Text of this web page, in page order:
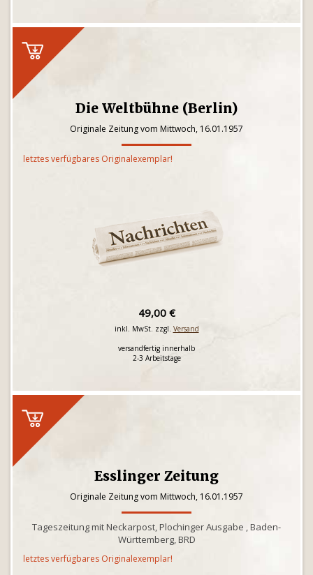
Die Weltbühne (Berlin)
Originale Zeitung vom Mittwoch, 16.01.1957
letztes verfügbares Originalexemplar!
49,00 €
inkl. MwSt. zzgl. Versand
versandfertig innerhalb
2-3 Arbeitstage
Esslinger Zeitung
Originale Zeitung vom Mittwoch, 16.01.1957
Tageszeitung mit Neckarpost, Plochinger Ausgabe , Baden-
Württemberg, BRD
letztes verfügbares Originalexemplar!